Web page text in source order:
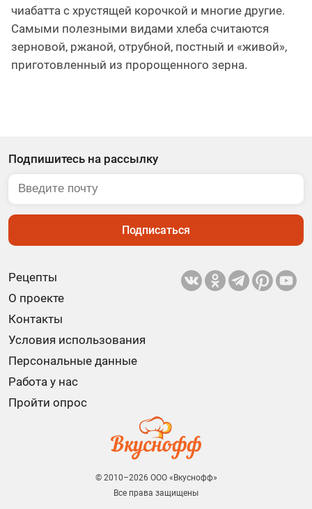
чиабатта с хрустящей корочкой и многие другие.
Самыми полезными видами хлеба считаются
зерновой, ржаной, отрубной, постный и «живой»,
приготовленный из пророщенного зерна.
Рецепты
О проекте
Контакты
Условия использования
Персональные данные
Работа у нас
Пройти опрос
Подпишитесь на рассылку
Подписаться
© 2010–2026 ООО «Вкуснофф»
Все права защищены